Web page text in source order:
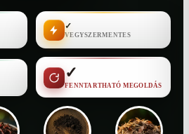
✓
VEGYSZERMENTES
✓
FENNTARTHATÓ MEGOLDÁS